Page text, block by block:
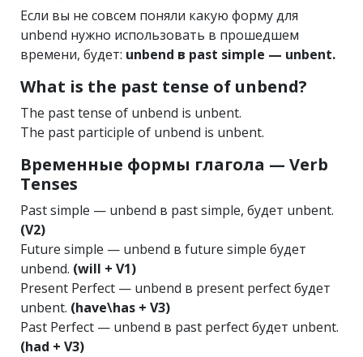
Если вы не совсем поняли какую форму для
unbend нужно использовать в прошедшем
времени, будет: unbend в past simple — unbent.
What is the past tense of unbend?
The past tense of unbend is unbent.
The past participle of unbend is unbent.
Временные формы глагола — Verb
Tenses
Past simple — unbend в past simple, будет unbent.
(V2)
Future simple — unbend в future simple будет
unbend. (will + V1)
Present Perfect — unbend в present perfect будет
unbent. (have\has + V3)
Past Perfect — unbend в past perfect будет unbent.
(had + V3)